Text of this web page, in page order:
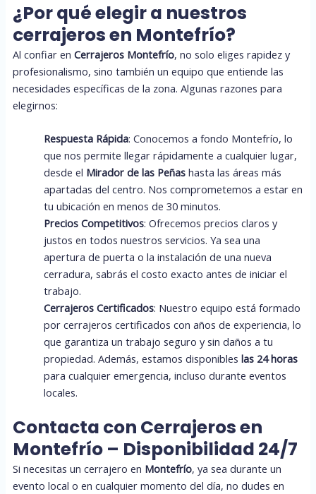
¿Por qué elegir a nuestros
cerrajeros en Montefrío?
Al confiar en Cerrajeros Montefrío, no solo eliges rapidez y
profesionalismo, sino también un equipo que entiende las
necesidades específicas de la zona. Algunas razones para
elegirnos:
Respuesta Rápida: Conocemos a fondo Montefrío, lo
que nos permite llegar rápidamente a cualquier lugar,
desde el Mirador de las Peñashasta las áreas más
apartadas del centro. Nos comprometemos a estar en
tu ubicación en menos de 30 minutos.
Precios Competitivos: Ofrecemos precios claros y
justos en todos nuestros servicios. Ya sea una
apertura de puerta o la instalación de una nueva
cerradura, sabrás el costo exacto antes de iniciar el
trabajo.
Cerrajeros Certificados: Nuestro equipo está formado
por cerrajeros certificados con años de experiencia, lo
que garantiza un trabajo seguro y sin daños a tu
propiedad. Además, estamos disponibles las 24 horas
para cualquier emergencia, incluso durante eventos
locales.
Contacta con Cerrajeros en
Montefrío – Disponibilidad 24/7
Si necesitas un cerrajero en Montefrío, ya sea durante un
evento local o en cualquier momento del día, no dudes en